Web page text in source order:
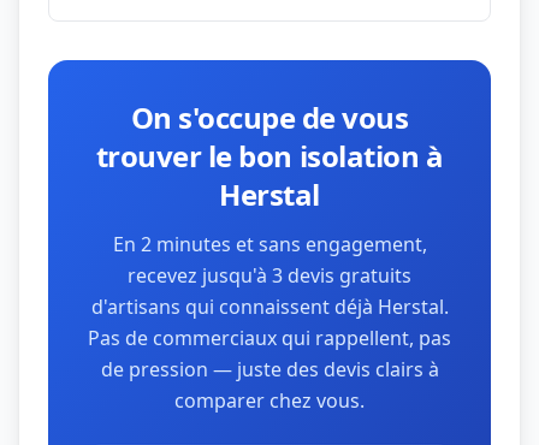
On s'occupe de vous
trouver le bon isolation à
Herstal
En 2 minutes et sans engagement,
recevez jusqu'à 3 devis gratuits
d'artisans qui connaissent déjà Herstal.
Pas de commerciaux qui rappellent, pas
de pression — juste des devis clairs à
comparer chez vous.